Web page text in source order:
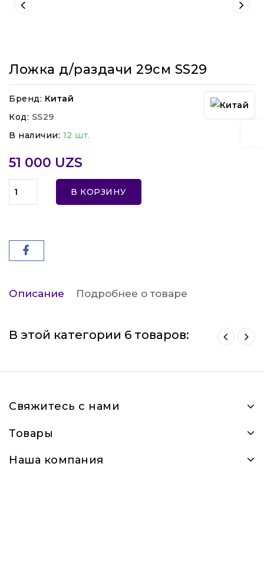
Ложка д/раздачи 29см SS29
Бренд: Китай
Код: SS29
В наличии: 12 шт.
51 000 UZS
В КОРЗИНУ
Описание Подробнее о товаре
В этой категории 6 товаров:
Свяжитесь с нами
Товары
Наша компания